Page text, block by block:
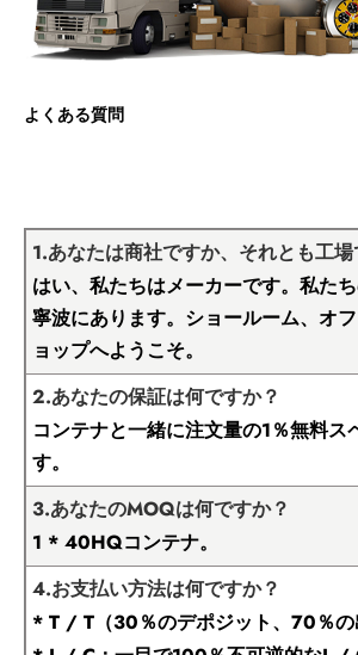
よくある質問
1.あなたは商社ですか、それとも工場
はい、私たちはメーカーです。私た
寧波にあります。ショールーム、オ
ョップへようこそ。
2.あなたの保証は何ですか？
コンテナと一緒に注文量の1％無料ス
す。
3.あなたのMOQは何ですか？
1 * 40HQコンテナ。
4.お支払い方法は何ですか？
* T / T（30％のデポジット、70％の